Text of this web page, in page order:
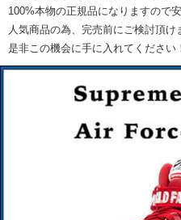
100%本物の正規品になりますので
人気商品の為、完売前にご検討頂け
是非この機会に手に入れてください